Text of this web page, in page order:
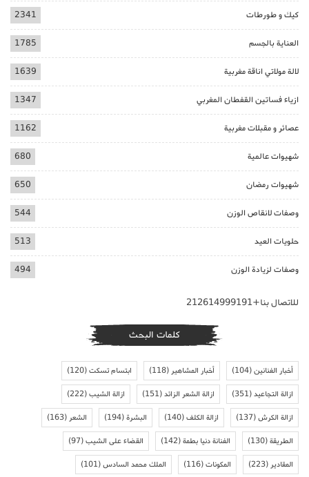
كيك و طورطات 2341
العناية بالجسم 1785
لالة مولاتي اناقة مغربية 1639
ازياء فساتين القفطان المغربي 1347
عصائر و مقبلات مغربية 1162
شهيوات عالمية 680
شهيوات رمضان 650
وصفات لانقاص الوزن 544
حلويات العيد 513
وصفات لزيادة الوزن 494
للاتصال بنا+212614999191
كلمات البحث
أخبار الفنانين(104) أخبار المشاهير(118) ابتسام تسكت(120)
ازالة التجاعيد(351) ازالة الشعر الزائد(151) ازالة الشيب(222)
ازالة الكرش(137) ازالة الكلف(140) البشرة(194) الشعر(163)
الطريقة(130) الفنانة دنيا بطمة(142) القضاء على الشيب(97)
المقادير(223) المكونات(116) الملك محمد السادس(101)